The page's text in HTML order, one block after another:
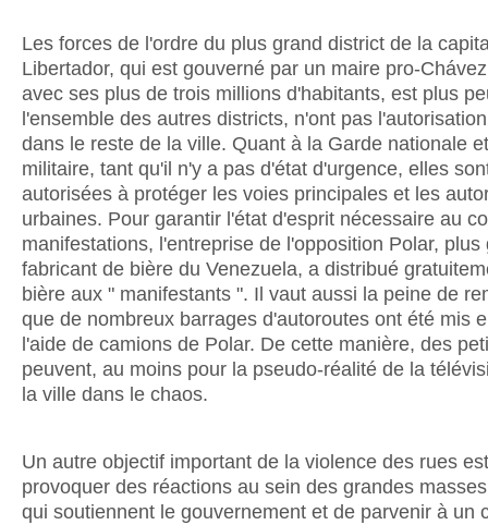
Les forces de l'ordre du plus grand district de la
Libertador, qui est gouverné par un maire pro-
avec ses plus de trois millions d'habitants, est plus
l'ensemble des autres districts, n'ont pas
dans le reste de la ville. Quant à la Garde nationale
militaire, tant qu'il n'y a pas d'état d'urgence, elles
autorisées à protéger les voies principales et les
urbaines. Pour garantir l'état d'esprit nécessaire au
manifestations, l'entreprise de l'opposition Polar, plus
fabricant de bière du Venezuela, a distribué
bière aux " manifestants ". Il vaut aussi la peine de
que de nombreux barrages d'autoroutes ont été mis
l'aide de camions de Polar. De cette manière, des
peuvent, au moins pour la pseudo-réalité de la
la ville dans le chaos.
Un autre objectif important de la violence des rues
provoquer des réactions au sein des grandes
qui soutiennent le gouvernement et de parvenir à un